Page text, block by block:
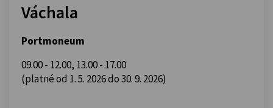
Váchala
Portmoneum
09.00 - 12.00, 13.00 - 17.00
(platné od 1. 5. 2026 do 30. 9. 2026)